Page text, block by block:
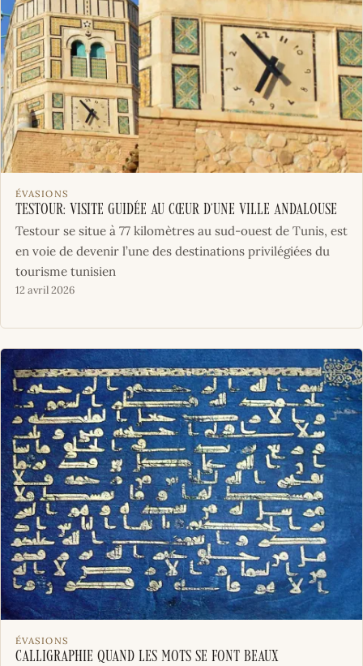
ÉVASIONS
Testour: Visite guidée au cœur d’une ville andalouse
Testour se situe à 77 kilomètres au sud-ouest de Tunis, est
en voie de devenir l’une des destinations privilégiées du
tourisme tunisien
12 avril 2026
ÉVASIONS
Calligraphie quand les mots se font beaux